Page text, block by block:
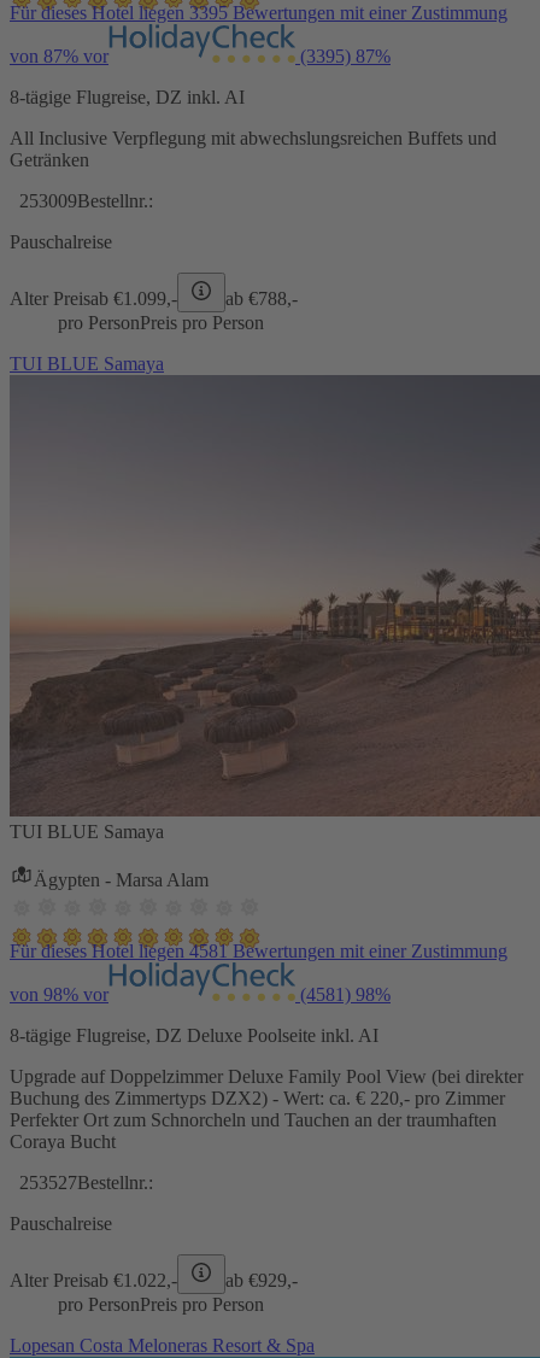
Für dieses Hotel liegen 3395 Bewertungen mit einer Zustimmung
von 87% vor (3395) 87%
8-tägige Flugreise, DZ inkl. AI
All Inclusive Verpflegung mit abwechslungsreichen Buffets und
Getränken
253009Bestellnr.:
Pauschalreise
Alter Preisab €1.099,- ab €788,-
pro PersonPreis pro Person
TUI BLUE Samaya
TUI BLUE Samaya
Ägypten - Marsa Alam
Für dieses Hotel liegen 4581 Bewertungen mit einer Zustimmung
von 98% vor (4581) 98%
8-tägige Flugreise, DZ Deluxe Poolseite inkl. AI
Upgrade auf Doppelzimmer Deluxe Family Pool View (bei direkter
Buchung des Zimmertyps DZX2) - Wert: ca. € 220,- pro Zimmer
Perfekter Ort zum Schnorcheln und Tauchen an der traumhaften
Coraya Bucht
253527Bestellnr.:
Pauschalreise
Alter Preisab €1.022,- ab €929,-
pro PersonPreis pro Person
Lopesan Costa Meloneras Resort & Spa